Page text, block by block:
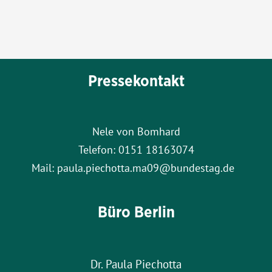
Pressekontakt
Nele von Bomhard
Telefon: 0151 18163074
Mail: paula.piechotta.ma09@bundestag.de
Büro Berlin
Dr. Paula Piechotta